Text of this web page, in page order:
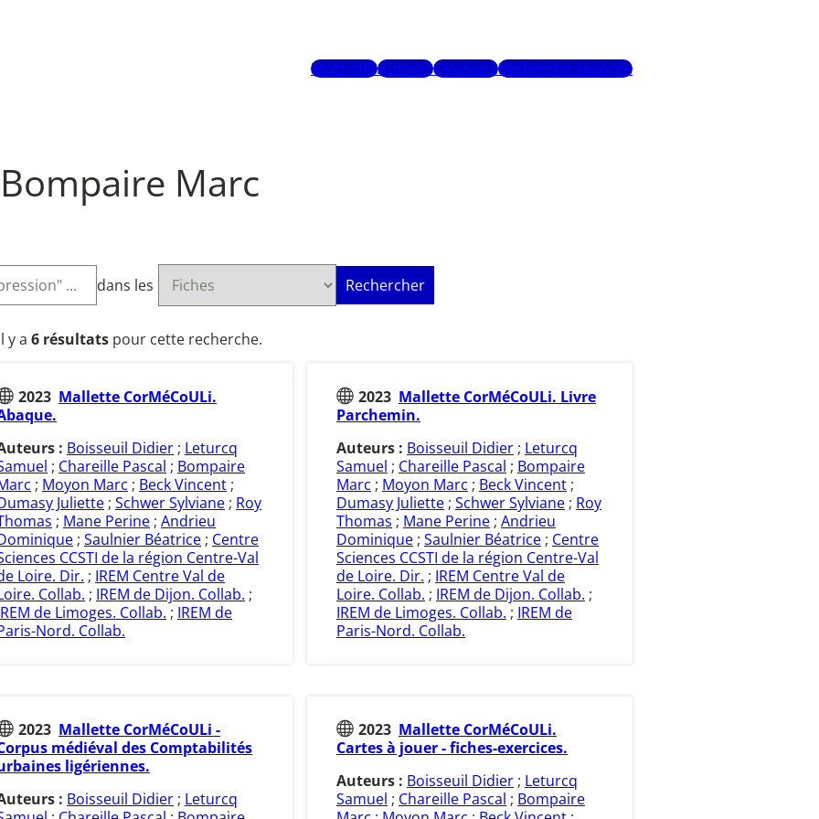
Mots-clésAuteursGlossaireRecherche avancée
Bompaire Marc
dans les Rechercher
y a 6 résultats pour cette recherche.
2023 Mallette CorMéCoULi.
: Boisseuil Didier ; Leturcq
; Chareille Pascal ; Bompaire
; Moyon Marc ; Beck Vincent ;
Juliette ; Schwer Sylviane ; Roy
; Mane Perine ; Andrieu
; Saulnier Béatrice ; Centre
CCSTI de la région Centre-Val
Loire. Dir. ; IREM Centre Val de
Collab. ; IREM de Dijon. Collab. ;
de Limoges. Collab. ; IREM de
Nord. Collab.
2023 Mallette CorMéCoULi. Livre
Parchemin.
Auteurs : Boisseuil Didier ; Leturcq
Samuel ; Chareille Pascal ; Bompaire
Marc ; Moyon Marc ; Beck Vincent ;
Dumasy Juliette ; Schwer Sylviane ; Roy
Thomas ; Mane Perine ; Andrieu
Dominique ; Saulnier Béatrice ; Centre
Sciences CCSTI de la région Centre-Val
de Loire. Dir. ; IREM Centre Val de
Loire. Collab. ; IREM de Dijon. Collab. ;
IREM de Limoges. Collab. ; IREM de
Paris-Nord. Collab.
2023 Mallette CorMéCoULi -
médiéval des Comptabilités
ligériennes.
: Boisseuil Didier; Leturcq
2023 Mallette CorMéCoULi.
Cartes à jouer - fiches-exercices.
Auteurs : Boisseuil Didier; Leturcq
Samuel ; Chareille Pascal ; Bompaire